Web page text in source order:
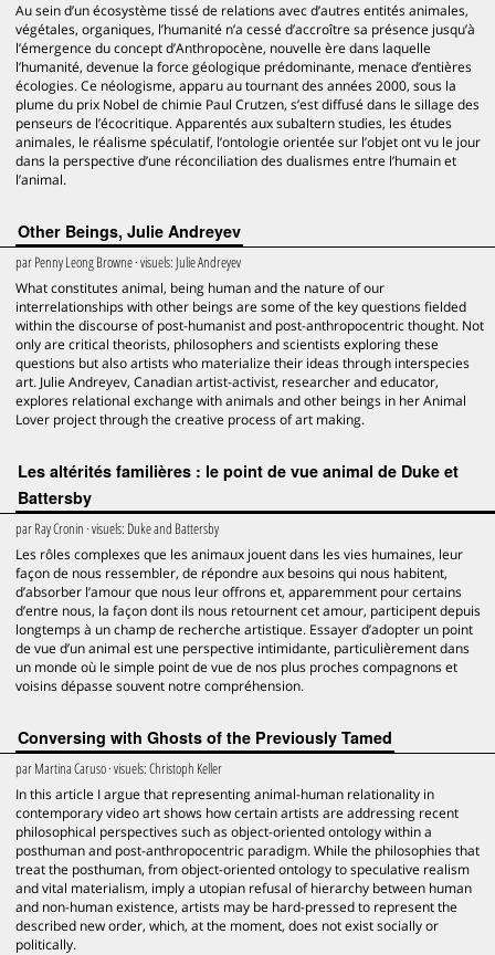
Au sein d’un écosystème tissé de relations avec d’autres entités animales,
végétales, organiques, l’humanité n’a cessé d’accroître sa présence jusqu’à
l’émergence du concept d’Anthropocène, nouvelle ère dans laquelle
l’humanité, devenue la force géologique prédominante, menace d’entières
écologies. Ce néologisme, apparu au tournant des années 2000, sous la
plume du prix Nobel de chimie Paul Crutzen, s’est diffusé dans le sillage des
penseurs de l’écocritique. Apparentés aux subaltern studies, les études
animales, le réalisme spéculatif, l’ontologie orientée sur l’objet ont vu le jour
dans la perspective d’une réconciliation des dualismes entre l’humain et
l’animal.
Other Beings, Julie Andreyev
parPenny Leong Browne· visuels: Julie Andreyev
What constitutes animal, being human and the nature of our
interrelationships with other beings are some of the key questions fielded
within the discourse of post-humanist and post-anthropocentric thought. Not
only are critical theorists, philosophers and scientists exploring these
questions but also artists who materialize their ideas through interspecies
art. Julie Andreyev, Canadian artist-activist, researcher and educator,
explores relational exchange with animals and other beings in her Animal
Lover project through the creative process of art making.
Les altérités familières : le point de vue animal de Duke et
Battersby
parRay Cronin · visuels: Duke and Battersby
Les rôles complexes que les animaux jouent dans les vies humaines, leur
façon de nous ressembler, de répondre aux besoins qui nous habitent,
d’absorber l’amour que nous leur offrons et, apparemment pour certains
d’entre nous, la façon dont ils nous retournent cet amour, participent depuis
longtemps à un champ de recherche artistique. Essayer d’adopter un point
de vue d’un animal est une perspective intimidante, particulièrement dans
un monde où le simple point de vue de nos plus proches compagnons et
voisins dépasse souvent notre compréhension.
Conversing with Ghosts of the Previously Tamed
parMartina Caruso· visuels:Christoph Keller
In this article I argue that representing animal-human relationality in
contemporary video art shows how certain artists are addressing recent
philosophical perspectives such as object-oriented ontology within a
posthuman and post-anthropocentric paradigm. While the philosophies that
treat the posthuman, from object-oriented ontology to speculative realism
and vital materialism, imply a utopian refusal of hierarchy between human
and non-human existence, artists may be hard-pressed to represent the
described new order, which, at the moment, does not exist socially or
politically.